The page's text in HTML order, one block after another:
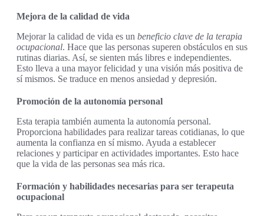
Mejora de la calidad de vida
Mejorar la calidad de vida es un beneficio clave de la terapia
ocupacional. Hace que las personas superen obstáculos en sus
rutinas diarias. Así, se sienten más libres e independientes.
Esto lleva a una mayor felicidad y una visión más positiva de
sí mismos. Se traduce en menos ansiedad y depresión.
Promoción de la autonomía personal
Esta terapia también aumenta la autonomía personal.
Proporciona habilidades para realizar tareas cotidianas, lo que
aumenta la confianza en sí mismo. Ayuda a establecer
relaciones y participar en actividades importantes. Esto hace
que la vida de las personas sea más rica.
Formación y habilidades necesarias para ser terapeuta
ocupacional